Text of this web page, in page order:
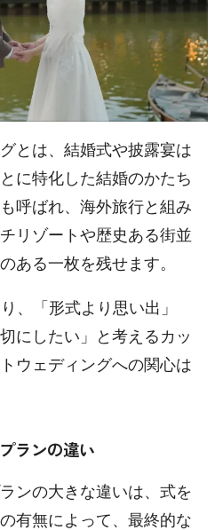
とは、結婚式や披露宴は
に特化した結婚のかたち
呼ばれ、海外旅行と組み
リゾートや歴史ある街並
ある一枚を残せます。
、「形式より思い出」
にしたい」と考えるカッ
ウェディングへの関心は
ランの違い
ンの大きな違いは、式を
有無によって、最終的な